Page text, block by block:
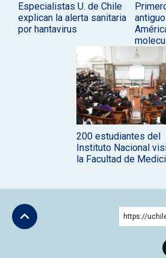
Especialistas U. de Chile
explican la alerta sanitaria
por hantavirus
200 estudiantes del
Instituto Nacional
la Facultad de
https://